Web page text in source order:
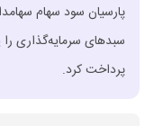
پارسیان سود سهام
سبدهای سرمایه‌گذاری
پرداخت کرد.